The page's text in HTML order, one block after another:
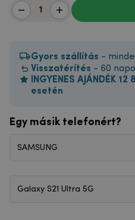
Gyors szállítás -
Visszatérítés - 60
INGYENES AJÁNDÉK
esetén
Egy másik telefonért?
SAMSUNG
Galaxy S21 Ultra 5G